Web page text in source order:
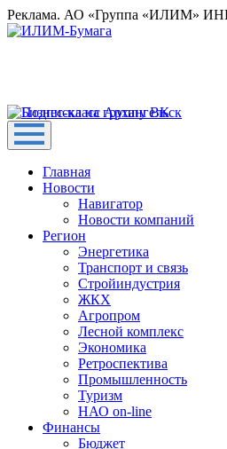
Реклама. АО «Группа «ИЛИМ»
Главная
Новости
Навигатор
Новости компаний
Регион
Энергетика
Транспорт и связь
Стройиндустрия
ЖКХ
Агропром
Лесной комплекс
Экономика
Ретроспектива
Промышленность
Туризм
НАО on-line
Финансы
Бюджет